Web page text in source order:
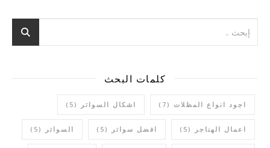
كلمات البحث
اجود انواع المظلات (7) اشكال السواتر (5)
اعمال الهناجر (5) افضل سواتر (5) السواتر (5)